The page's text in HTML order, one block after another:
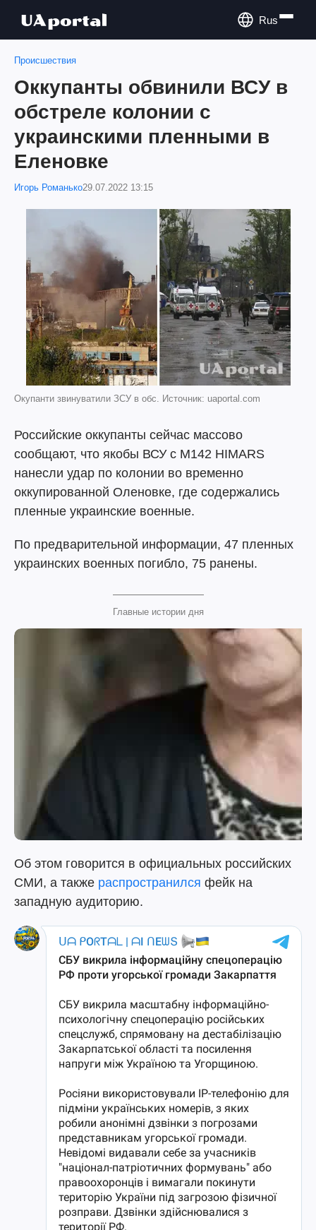
Rus
Происшествия
Оккупанты обвинили ВСУ в
обстреле колонии с
украинскими пленными в
Еленовке
Игорь Романько29.07.2022 13:15
Окупанти звинуватили ЗСУ в обс. Источник: uaportal.com
Российские оккупанты сейчас массово
сообщают, что якобы ВСУ с М142 HIMARS
нанесли удар по колонии во временно
оккупированной Оленовке, где содержались
пленные украинские военные.
По предварительной информации, 47 пленных
украинских военных погибло, 75 ранены.
Главные истории дня
Об этом говорится в официальных российских
СМИ, а также распространился фейк на
западную аудиторию.